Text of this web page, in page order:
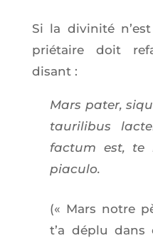
Si la divi­ni­té
prié­taire doit
disant :
Mars pater,
tau­ri­li­bus
fac­tum est, te
piaculo.
(« Mars notre
t’a déplu dans